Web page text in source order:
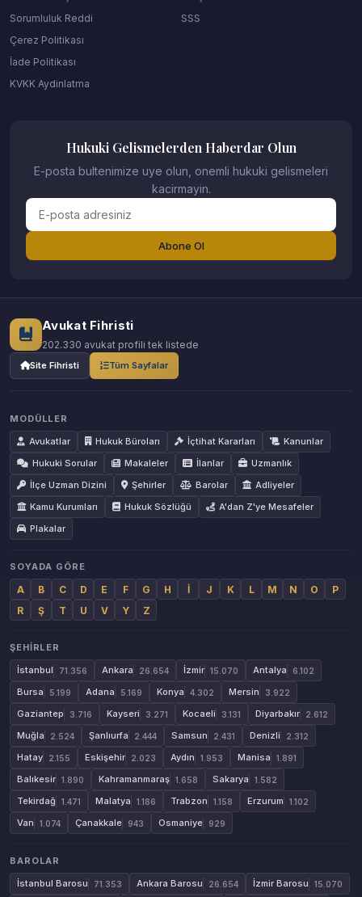
Sorumluluk Reddi
Çerez Politikası
İade Politikası
KVKK Aydinlatma
SSS
Hukuki Gelismelerden Haberdar Olun
E-posta bultenimize uye olun, onemli hukuki gelismeleri
kacirmayin.
Abone Ol
Avukat Fihristi
202.330 avukat profili tek listede
Site Fihristi Tüm Sayfalar
MODÜLLER
Avukatlar
Hukuk Büroları İçtihat Kararları
Kanunlar
Hukuki Sorular
Makaleler İlanlar
Uzmanlık
İlçe Uzman Dizini
Şehirler Barolar
Adliyeler
Kamu Kurumları
Hukuk Sözlüğü
A'dan Z'ye Mesafeler
Plakalar
SOYADA GÖRE
A B C D E F G H İ J K L M N O
P
R
Ş T U V Y Z
ŞEHIRLER
İstanbul
71.356 Ankara 26.654 İzmir 15.070 Antalya 6.102
Bursa 5.199 Adana 5.169 Konya 4.302 Mersin 3.922
Gaziantep 3.716 Kayseri 3.271 Kocaeli 3.131 Diyarbakır 2.612
Muğla 2.524 Şanlıurfa 2.444 Samsun 2.431 Denizli 2.312
Hatay 2.155 Eskişehir 2.023 Aydın 1.953 Manisa 1.891
Balıkesir 1.890 Kahramanmaraş 1.658 Sakarya 1.582
Tekirdağ 1.471 Malatya 1.186 Trabzon 1.158 Erzurum 1.102
Van 1.074 Çanakkale 943 Osmaniye 929
BAROLAR
İstanbul Barosu
71.353 Ankara Barosu 26.654 İzmir Barosu 15.070